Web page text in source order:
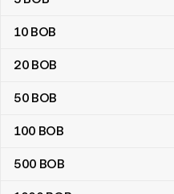
10 BOB
20 BOB
50 BOB
100 BOB
500 BOB